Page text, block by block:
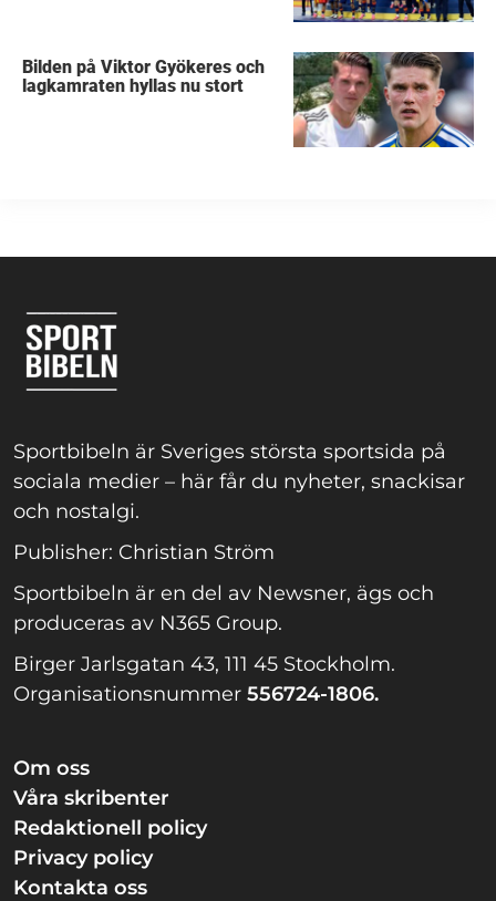
Bilden på Viktor Gyökeres och
lagkamraten hyllas nu stort
Sportbibeln är Sveriges största sportsida på
sociala medier – här får du nyheter, snackisar
och nostalgi.
Publisher: Christian Ström
Sportbibeln är en del av Newsner, ägs och
produceras av N365 Group.
Birger Jarlsgatan 43, 111 45 Stockholm.
Organisationsnummer 556724-1806.
Om oss
Våra skribenter
Redaktionell policy
Privacy policy
Kontakta oss